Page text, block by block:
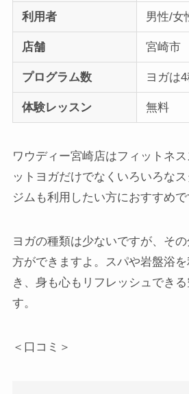
利用者 男性/女
店舗 宮崎市
プログラム数 ヨガは
体験レッスン 無料
ワウディー宮崎店はフィットネ
ットヨガだけでなくいろいろな
ジムも利用したい方におすすめで
ヨガの種類は少ないですが、そ
方ができますよ。スパや岩盤浴
き、身も心もリフレッシュでき
す。
＜口コミ＞